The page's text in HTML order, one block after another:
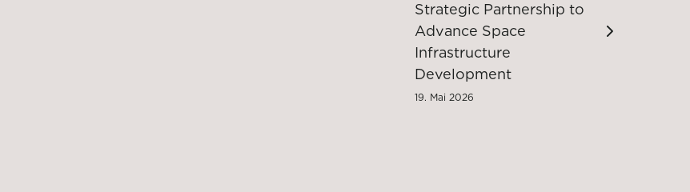
Strategic Partnership to
Advance Space
Infrastructure
Development
19. Mai 2026